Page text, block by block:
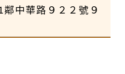
中華路９２２號９